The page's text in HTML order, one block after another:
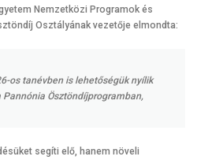
Nemzetközi Programok és
Osztályának vezetője elmondta:
os tanévben is lehetőségük nyílik
Ösztöndíjprogramban,
segíti elő, hanem növeli